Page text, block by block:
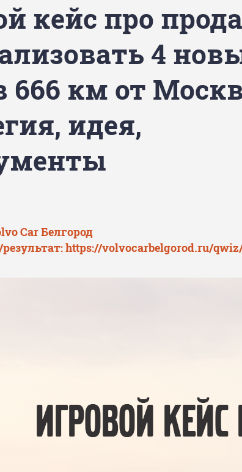
кейс про
4
666 км от
идея,
Car Белгород
https://volvocarbelgorod.ru/